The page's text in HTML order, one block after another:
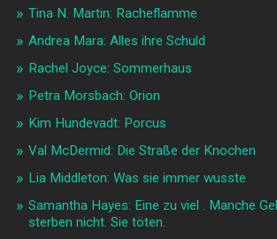
Tina N. Martin: Racheflamme
Andrea Mara: Alles ihre Schuld
Rachel Joyce: Sommerhaus
Petra Morsbach: Orion
Kim Hundevadt: Porcus
Val McDermid: Die Straße der Knochen
Lia Middleton: Was sie immer wusste
Samantha Hayes: Eine zu viel . Manche
sterben nicht. Sie töten.